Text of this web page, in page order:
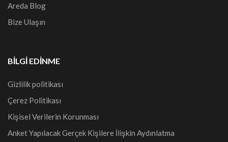
Areda Blog
Bize Ulaşın
BILGI EDINME
Gizlilik politikası
Çerez Politikası
Kişisel Verilerin Korunması
Anket Yapılacak Gerçek Kişilere İlişkin Aydınlatma